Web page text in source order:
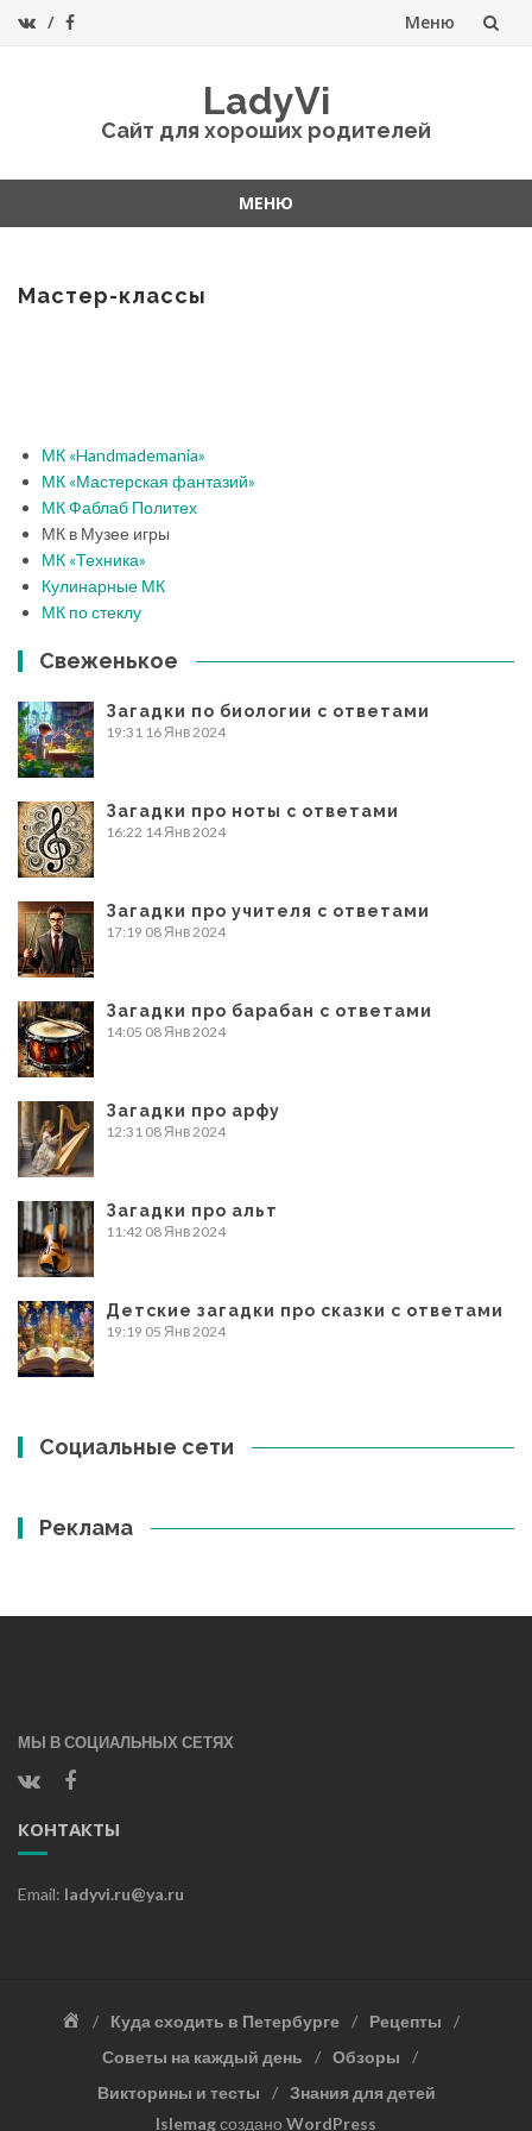
Меню
LadyVi
Сайт для хороших родителей
МЕНЮ
содержанию
Мастер-классы
МК «Handmademania»
МК «Мастерская фантазий»
МК Фаблаб Политех
МК в Музее игры
МК «Техника»
Кулинарные МК
МК по стеклу
Свеженькое
Загадки по биологии с ответами
19:31 16 Янв 2024
Загадки про ноты с ответами
16:22 14 Янв 2024
Загадки про учителя с ответами
17:19 08 Янв 2024
Загадки про барабан с ответами
14:05 08 Янв 2024
Загадки про арфу
12:31 08 Янв 2024
Загадки про альт
11:42 08 Янв 2024
Детские загадки про сказки с ответами
19:19 05 Янв 2024
Социальные сети
Реклама
МЫ В СОЦИАЛЬНЫХ СЕТЯХ
КОНТАКТЫ
Email: ladyvi.ru@ya.ru
Главная
Куда сходить в Петербурге
Рецепты
Советы на каждый день
Обзоры
Викторины и тесты
Знания для детей
Islemagсоздано WordPress